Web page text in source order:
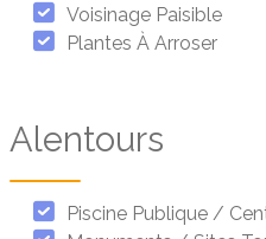
Voisinage Paisible
Plantes À Arroser
Alentours
Piscine Publique /